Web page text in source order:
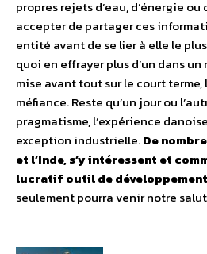
propres rejets d’eau, d’énergie
accepter de partager ces
entité avant de se lier à elle le
quoi en effrayer plus d’un dans
mise avant tout sur le court
méfiance. Reste qu’un jour ou
pragmatisme, l’expérience
exception industrielle.De
et l’Inde, s’y intéressent et
lucratif outil de
seulement pourra venir notre